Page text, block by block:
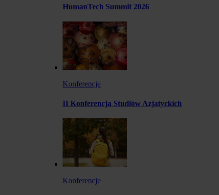
HumanTech Summit 2026
Konferencje
II Konferencja Studiów Azjatyckich
Konferencje